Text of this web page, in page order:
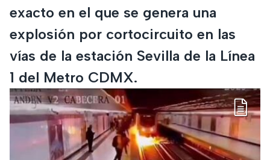
exacto en el que se genera una
explosión por cortocircuito en las
vías de la estación Sevilla de la Línea
1 del Metro CDMX.